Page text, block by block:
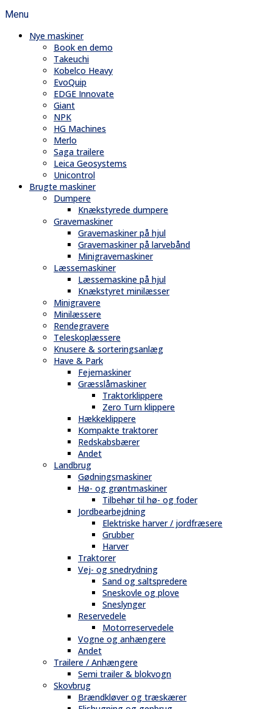
Menu
Nye maskiner
Book en demo
Takeuchi
Kobelco Heavy
EvoQuip
EDGE Innovate
Giant
NPK
HG Machines
Merlo
Saga trailere
Leica Geosystems
Unicontrol
Brugte maskiner
Dumpere
Knækstyrede dumpere
Gravemaskiner
Gravemaskiner på hjul
Gravemaskiner på larvebånd
Minigravemaskiner
Læssemaskiner
Læssemaskine på hjul
Knækstyret minilæsser
Minigravere
Minilæssere
Rendegravere
Teleskoplæssere
Knusere & sorteringsanlæg
Have & Park
Fejemaskiner
Græsslåmaskiner
Traktorklippere
Zero Turn klippere
Hækkeklippere
Kompakte traktorer
Redskabsbærer
Andet
Landbrug
Gødningsmaskiner
Hø- og grøntmaskiner
Tilbehør til hø- og foder
Jordbearbejdning
Elektriske harver / jordfræsere
Grubber
Harver
Traktorer
Vej- og snedrydning
Sand og saltspredere
Sneskovle og plove
Sneslynger
Reservedele
Motorreservedele
Vogne og anhængere
Andet
Trailere / Anhængere
Semi trailer & blokvogn
Skovbrug
Brændkløver og træskærer